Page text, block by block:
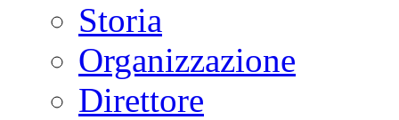
Storia
Organizzazione
Direttore